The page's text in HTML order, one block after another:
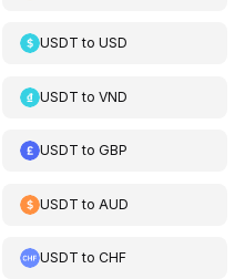
USDT toUSD
USDT toVND
USDT toGBP
USDT to AUD
USDT toCHF